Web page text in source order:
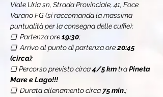
Viale Uria sn, Strada Provinciale, 41, Foce
Varano FG (si raccomanda la massima
puntualità per la consegna delle cuffie);
❏  Partenza ore 19:30;
❏  Arrivo al punto di partenza ore 20:45
(circa);
❏ Percorso previsto circa 4/5 km tra Pineta
Mare e Lago!!!
❏  Durata allenamento circa 75 min.;